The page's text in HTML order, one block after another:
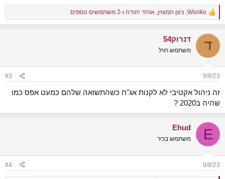
R
e
c
i
s
Wonko ניצן המצוין אוהד יהודה ו-2 משתמשים נוספים
ד דנרוק54
משתמש רגיל
9/8/23
#3
זה ניהול אקטיבי לא לקנות אג"ח כשהתשואה שלהם כמעט אפס כמו
שהיה ב2020 ?
E
Ehud
משתמש בכיר
9/8/23
#4